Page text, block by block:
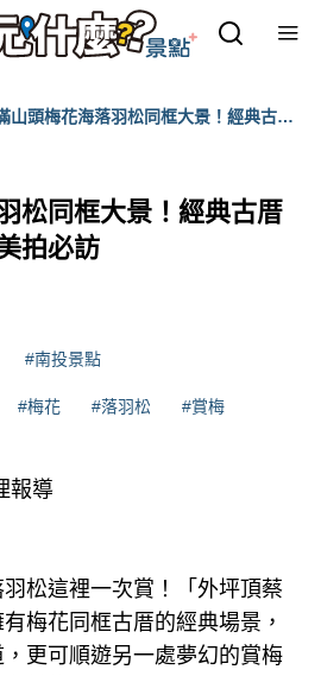
山頭梅花海落羽松同框大景！經典古厝
松同框大景！經典古厝
拍必訪
#南投景點
#梅花 #落羽松 #賞梅
報導
松這裡一次賞！「外坪頂蔡
梅花同框古厝的經典場景，
更可順遊另一處夢幻的賞梅